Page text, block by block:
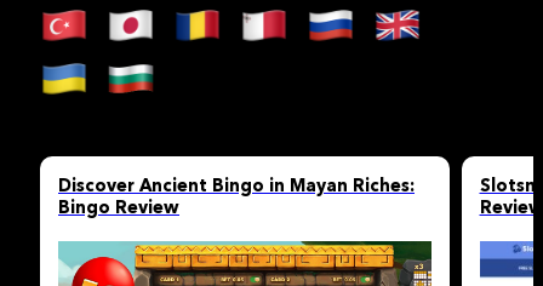
Discover Ancient Bingo in Mayan Riches:
Bingo Review
Review